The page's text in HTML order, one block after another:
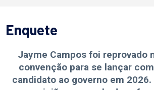
Enquete
Jayme Campos foi reprovado
convenção para se lançar
candidato ao governo em 2026.